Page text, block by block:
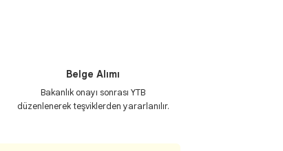
Belge Alımı
Bakanlık onayı sonrası YTB
düzenlenerek teşviklerden yararlanılır.